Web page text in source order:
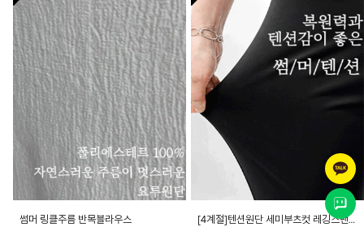
썸머 링클주름 반목블라우스 [4계절]텐션원단 세미부츠컷 레깅스팬